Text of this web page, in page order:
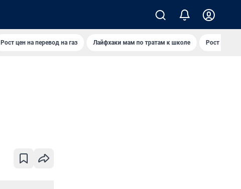
Рост цен на перевод на газ Лайфхаки мам по тратам к школе Рост цен на